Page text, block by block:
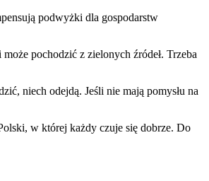
podwyżki dla gospodarstw
pochodzić z zielonych źródeł. Trzeba
niech odejdą. Jeśli nie mają pomysłu na
w której każdy czuje się dobrze. Do